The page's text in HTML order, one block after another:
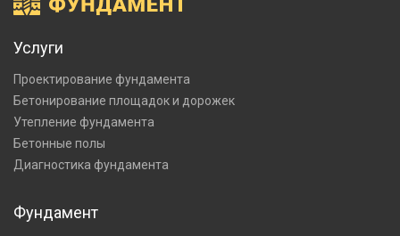
Услуги
Проектирование фундамента
Бетонирование площадок и дорожек
Утепление фундамента
Бетонные полы
Диагностика фундамента
Фундамент